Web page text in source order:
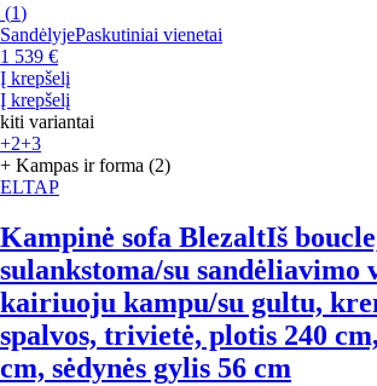
(1)
SandėlyjePaskutiniai vienetai
1 539 €
Į krepšelį
Į krepšelį
kiti variantai
+2+3
+ Kampas ir forma (2)
ELTAP
Kampinė sofa BlezaltIš
sulankstoma/su sandėliavimo
kairiuoju kampu/su gultu,
spalvos, trivietė, plotis 240
cm, sėdynės gylis 56 cm